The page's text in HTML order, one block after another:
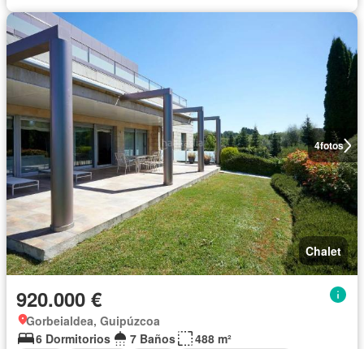
4fotos
Chalet
920.000 €
Gorbeialdea, Guipúzcoa
6 Dormitorios
7 Baños
488 m²